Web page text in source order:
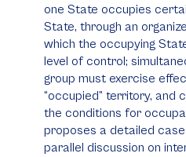
one State occupies
State, through an
which the occupying
level of control;
group must exercise
“occupied” territory, and
the conditions for
proposes a detailed
parallel discussion on